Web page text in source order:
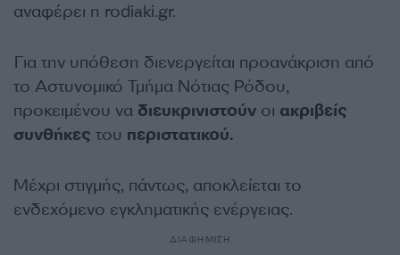
αναφέρει η rodiaki.gr.
Για την υπόθεση διενεργείται προανάκριση από
το Αστυνομικό Τμήμα Νότιας Ρόδου,
προκειμένου να διευκρινιστούν οι ακριβείς
συνθήκες του περιστατικού.
Μέχρι στιγμής, πάντως, αποκλείεται το
ενδεχόμενο εγκληματικής ενέργειας.
ΔΙΑΦΗΜΙΣΗ